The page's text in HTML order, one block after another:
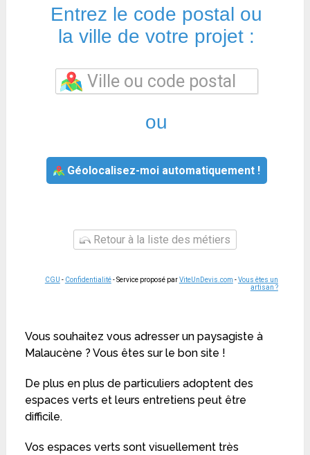
Entrez le code postal ou
la ville de votre projet :
ou
Géolocalisez-moi automatiquement !
Retour à la liste des métiers
CGU - Confidentialité- Service proposé parViteUnDevis.com -Vous êtes un
artisan ?
Vous souhaitez vous adresser un paysagiste à
Malaucène ? Vous êtes sur le bon site !
De plus en plus de particuliers adoptent des
espaces verts et leurs entretiens peut être
difficile.
Vos espaces verts sont visuellement très